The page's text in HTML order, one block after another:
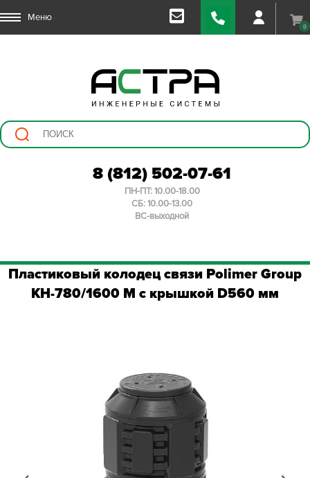
Меню
0
8 (812) 502-07-61
ПН-ПТ: 10.00-18.00
СБ: 10.00-13.00
ВС-выходной
Пластиковый колодец связи Polimer Group
КН-780/1600 М с крышкой D560 мм